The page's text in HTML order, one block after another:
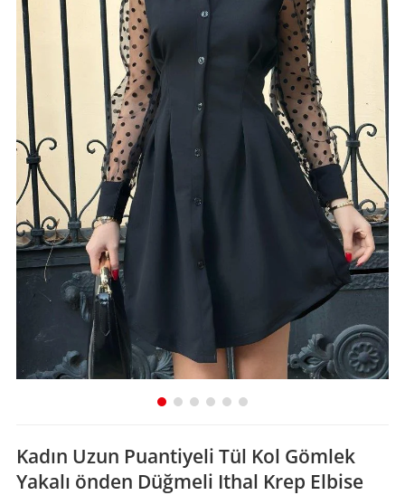
Kadın Uzun Puantiyeli Tül Kol Gömlek
Yakalı önden Düğmeli Ithal Krep Elbise